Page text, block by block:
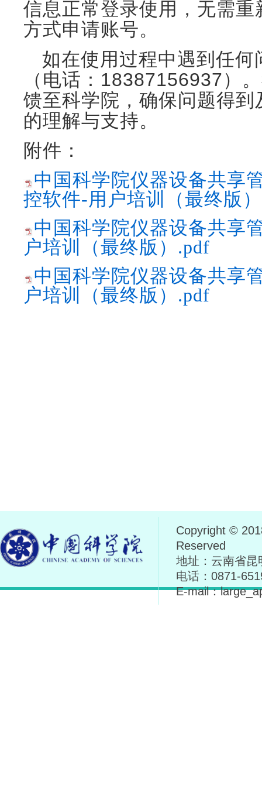
信息正常登录使用，无需
方式申请账号。
如在使用过程中遇到任
（电话：18387156937）
馈至科学院，确保问题得
的理解与支持。
附件：
中国科学院仪器设备共享
控软件-用户培训（最终版
中国科学院仪器设备共享
户培训（最终版）.pdf
中国科学院仪器设备共享
户培训（最终版）.pdf
Copyright ©
Reserved
地址：云南省
电话：0871-
E-mail：